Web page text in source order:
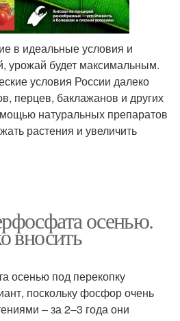
в идеальные условия и
урожай будет максимальным.
условия России далеко
перцев, баклажанов и других
натуральных препаратов
растения и увеличить
осенью.
вносить
осенью под перекопку
поскольку фосфор очень
– за 2–3 года они